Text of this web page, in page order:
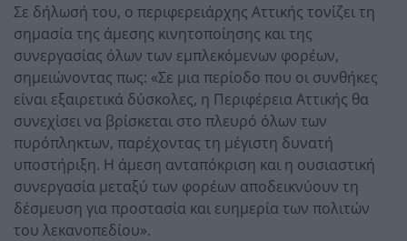
Σε δήλωσή του, ο περιφερειάρχης Αττικής τονίζει τη
σημασία της άμεσης κινητοποίησης και της
συνεργασίας όλων των εμπλεκόμενων φορέων,
σημειώνοντας πως: «Σε μια περίοδο που οι συνθήκες
είναι εξαιρετικά δύσκολες, η Περιφέρεια Αττικής θα
συνεχίσει να βρίσκεται στο πλευρό όλων των
πυρόπληκτων, παρέχοντας τη μέγιστη δυνατή
υποστήριξη. Η άμεση ανταπόκριση και η ουσιαστική
συνεργασία μεταξύ των φορέων αποδεικνύουν τη
δέσμευση για προστασία και ευημερία των πολιτών
του λεκανοπεδίου».